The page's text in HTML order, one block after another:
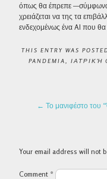
όπως θα έπρεπε
χρειάζεται να της τα
ενδεχομένως ένα AI που θα
THIS ENTRY WAS
PANDEMIA
ΙΑΤΡΙΚΉ
POST
← Το μανιφέστο του
Your email address will not
Comment *